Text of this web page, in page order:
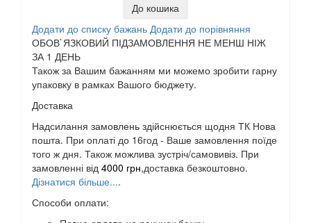
До кошика
Додати до списку бажань Додати до порівняння
ОБОВ`ЯЗКОВИЙ ПІДЗАМОВЛЕННЯ НЕ МЕНШ НІЖ
ЗА 1 ДЕНЬ
Також за Вашим бажанням ми можемо зробити гарну
упаковку в рамках Вашого бюджету.
Доставка
Надсилання замовлень здійснюється щодня ТК Нова
пошта. При оплаті до 16год - Ваше замовлення поїде
того ж дня. Також можлива зустріч/самовивіз. При
замовленні від 4000 грн,доставка безкоштовно.
Дізнатися більше....
Способи оплати: